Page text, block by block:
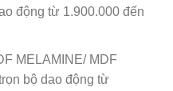
động từ 1.900.000 đến
MELAMINE/ MDF
bộ dao động từ